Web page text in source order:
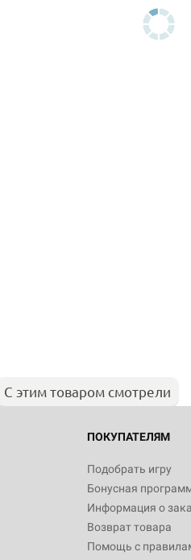
С этим товаром смотрели
ПОКУПАТЕЛЯМ
Подобрать игру
Бонусная
Информация о
Возврат товара
Помощь с